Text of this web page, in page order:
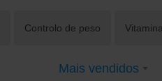
Controlo de peso
Mais vendidos